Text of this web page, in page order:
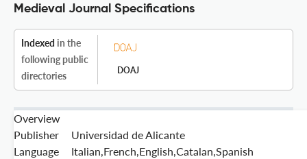
Medieval Journal Specifications
Indexed in the
following public
directories
DOAJ
Overview
Publisher
Universidad de Alicante
Language
Italian,French,English,Catalan,Spanish